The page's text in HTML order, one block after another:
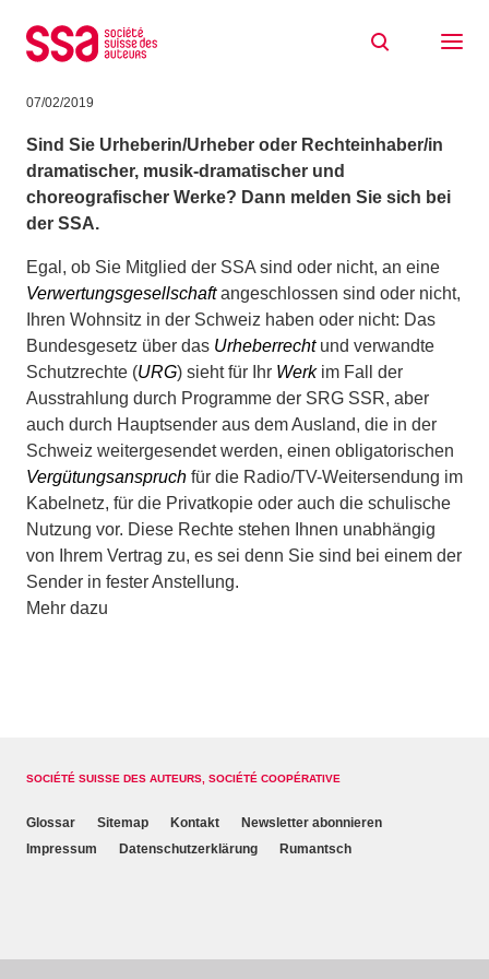
für Ihre dramatischen Werke
07/02/2019
Sind Sie Urheberin/Urheber oder Rechteinhaber/in
dramatischer, musik-dramatischer und
choreografischer Werke? Dann melden Sie sich bei
der SSA.
Egal, ob Sie Mitglied der SSA sind oder nicht, an eine
Verwertungsgesellschaftangeschlossen sind oder nicht,
Ihren Wohnsitz in der Schweiz haben oder nicht: Das
Bundesgesetz über das Urheberrechtund verwandte
Schutzrechte (URG) sieht für Ihr Werkim Fall der
Ausstrahlung durch Programme der SRG SSR, aber
auch durch Hauptsender aus dem Ausland, die in der
Schweiz weitergesendet werden, einen obligatorischen
Vergütungsanspruch für die Radio/TV-Weitersendung im
Kabelnetz, für die Privatkopie oder auch die schulische
Nutzung vor. Diese Rechte stehen Ihnen unabhängig
von Ihrem Vertrag zu, es sei denn Sie sind bei einem der
Sender in fester Anstellung.
Mehr dazu
SOCIÉTÉ SUISSE DES AUTEURS, SOCIÉTÉ COOPÉRATIVE
Glossar Sitemap Kontakt
Newsletter abonnieren
Impressum
Datenschutzerklärung Rumantsch